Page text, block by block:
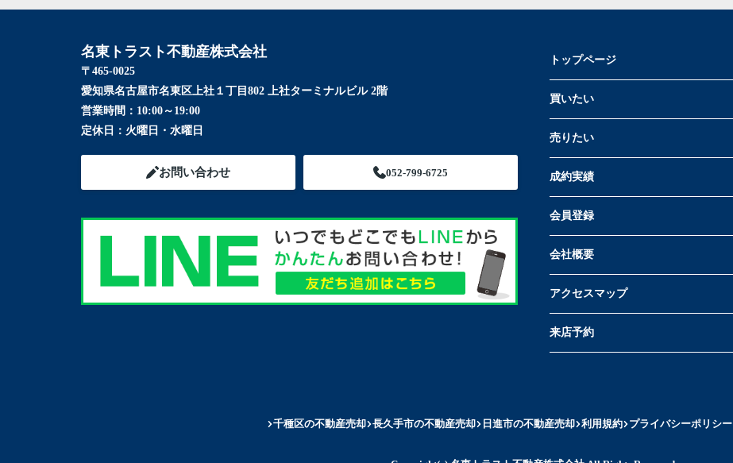
名東トラスト不動産株式会社
〒465-0025
愛知県名古屋市名東区上社１丁目802 上社ターミナルビル 2階
営業時間： 10:00～19:00
定休日： 火曜日・水曜日
お問い合わせ 052-799-6725
トップページ
買いたい
売りたい
成約実績
会員登録
会社概要
アクセスマップ
来店予約
千種区の不動産売却 長久手市の不動産売却 日進市の不動産売却 利用規約 プライバシーポリシー